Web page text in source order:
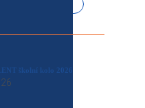
školní kolo 2026